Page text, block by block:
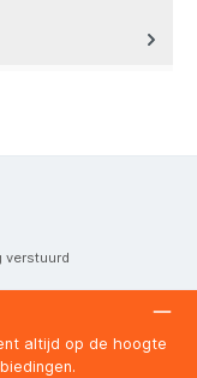
verstuurd
altijd op de hoogte